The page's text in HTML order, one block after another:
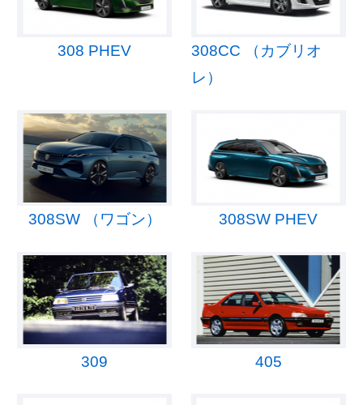
308 PHEV
308CC （カブリオ
レ）
308SW （ワゴン） 308SW PHEV
309 405